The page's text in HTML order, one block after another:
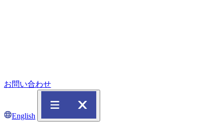
お問い合わせ
English